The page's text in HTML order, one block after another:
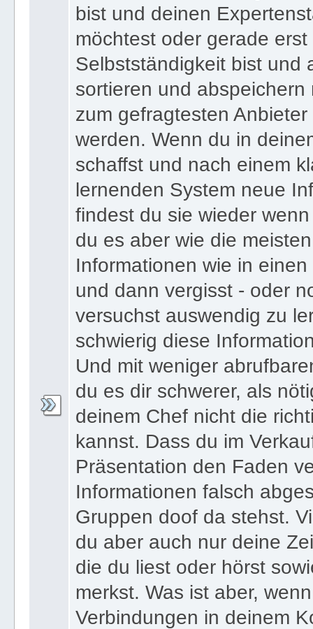
bist und deinen
möchtest oder gerade
Selbstständigkeit bist und
sortieren und
zum gefragtesten
werden. Wenn du in
schaffst und nach einem
lernenden System neue
findest du sie wieder
du es aber wie die
Informationen wie in
und dann vergisst - oder
versuchst auswendig zu
schwierig diese
Und mit weniger
du es dir schwerer, als
deinem Chef nicht die
kannst. Dass du im
Präsentation den Faden
Informationen falsch
Gruppen doof da stehst.
du aber auch nur deine
die du liest oder hörst
merkst. Was ist aber,
Verbindungen in deinem